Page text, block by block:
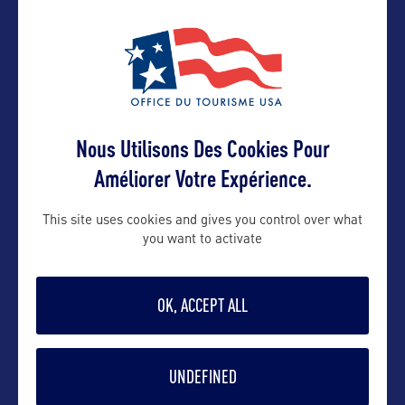
VOIR LE SITE
DANS LA MÊME CATEGORIE
Nous Utilisons Des Cookies Pour
Améliorer Votre Expérience.
This site uses cookies and gives you control over what
you want to activate
OK, ACCEPT ALL
UNDEFINED